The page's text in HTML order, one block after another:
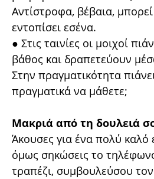
Αντίστροφα, βέβαια,
εντοπίσει εσένα.
● Στις ταινίες οι μοιχοί
βάθος και δραπετεύουν
Στην πραγματικότητα
πραγματικά να μάθετε;
Μακριά από τη δουλειά
Άκουσες για ένα πολύ καλό
όμως σηκώσεις το τηλέφωνο
τραπέζι, συμβουλεύσου